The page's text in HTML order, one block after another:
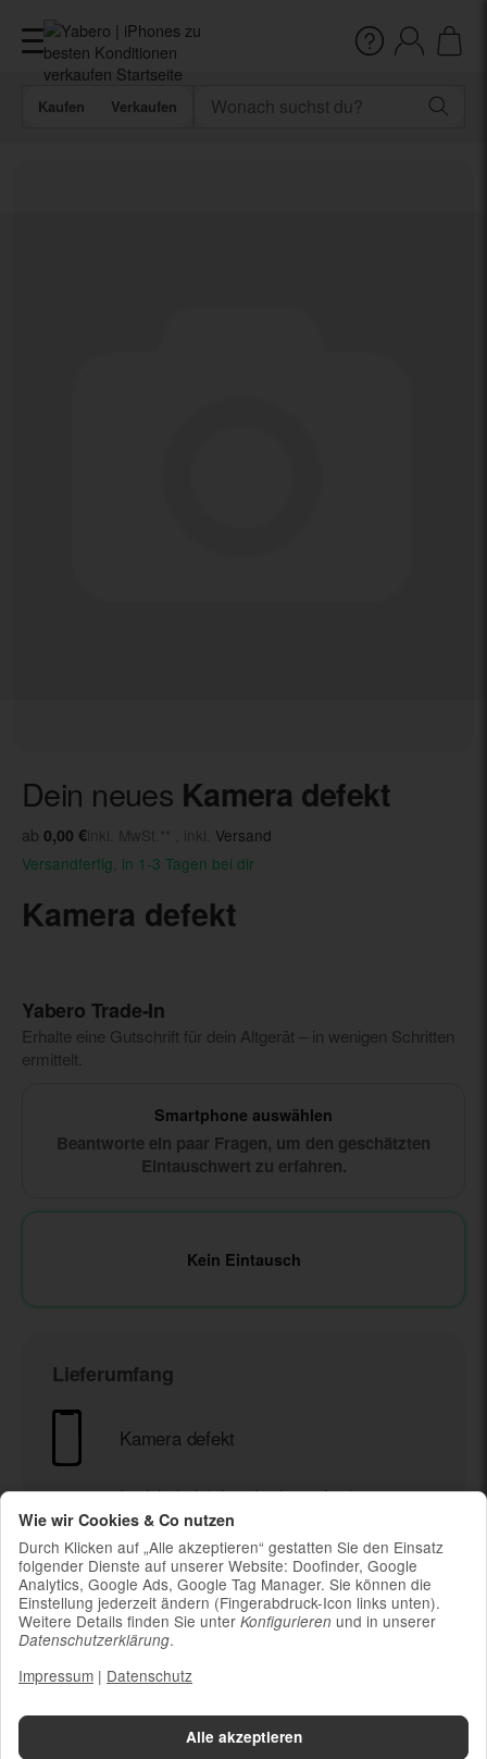
Kaufen Verkaufen
Dein neues Kamera defekt
ab 0,00 €inkl. MwSt.** , inkl. Versand
Versandfertig, in 1-3 Tagen bei dir
Kamera defekt
Yabero Trade‑In
Erhalte eine Gutschrift für dein Altgerät – in wenigen Schritten
ermittelt.
Smartphone auswählen
Beantworte ein paar Fragen, um den geschätzten
Eintauschwert zu erfahren.
Kein Eintausch
Lieferumfang
Kamera defekt
Ladekabel (ohne Ladestecker)
Um die Nachhaltigkeit zu unterstützen und
weil die meisten neueren Smartphones
kabelloses Laden ermöglichen, ist kein
Ladestecker im Lieferumfang enthalten
Alle akzeptieren
Wie wir Cookies & Co nutzen
Durch Klicken auf „Alle akzeptieren“ gestatten Sie den Einsatz
folgender Dienste auf unserer Website: Doofinder, Google
Analytics, Google Ads, Google Tag Manager. Sie können die
Einstellung jederzeit ändern (Fingerabdruck-Icon links unten).
Weitere Details finden Sie unter Konfigurieren und in unserer
Datenschutzerklärung.
Impressum | Datenschutz